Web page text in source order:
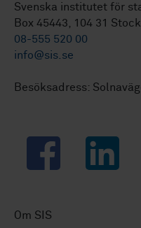
Svenska institutet för
Box 45443, 104 31
08-555 520 00
info@sis.se
Besöksadress:
Facebook LinkedIn
Om SIS